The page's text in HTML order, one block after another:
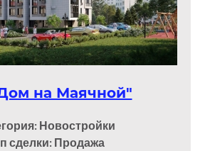
на Маячной"
Новостройки
сделки: Продажа